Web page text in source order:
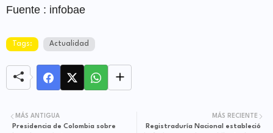
Fuente : infobae
Tags: Actualidad
MÁS RECIENTE
Registraduría Nacional estableció
MÁS ANTIGUA
Presidencia de Colombia sobre